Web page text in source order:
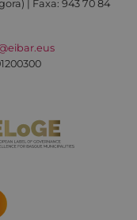
| Faxa: 943 70 84